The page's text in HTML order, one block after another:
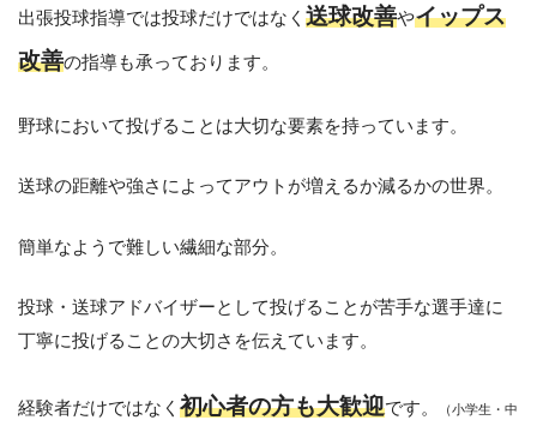
出張投球指導では投球だけではなく 送球改善やイップス
改善の指導も承っております。
野球において投げることは大切な要素を持っています。
送球の距離や強さによってアウトが増えるか減るかの世界。
簡単なようで難しい繊細な部分。
投球・送球アドバイザーとして投げることが苦手な選手達に
丁寧に投げることの大切さを伝えています。
経験者だけではなく 初心者の方も大歓迎です。 （小学生・中